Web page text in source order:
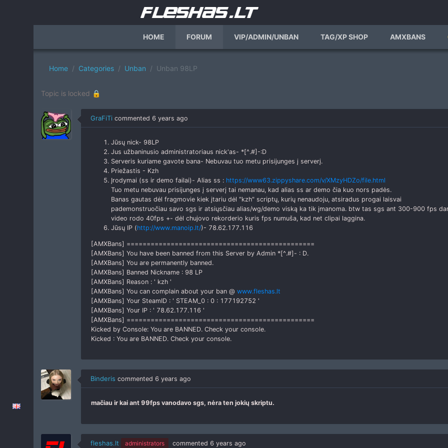
HOME FORUM VIP/ADMIN/UNBAN TAG/XP SHOP AMXBANS
Home Categories Unban Unban 98LP
Topic is locked 🔒
GraFiTi commented 6 years ago
Jūsų nick- 98LP
Jus užbaninusio administratoriaus nick'as- *[^.#]-:D
Serveris kuriame gavote bana- Nebuvau tuo metu prisijunges į serverį.
Priežastis - Kzh
Įrodymai (ss ir demo failai)- Alias ss : https://www63.zippyshare.com/v/XMzyHDZo/file.html
Tuo metu nebuvau prisijunges į serverį tai nemanau, kad alias ss ar demo čia kuo nors padės.
Banas gautas dėl fragmovie kiek įtariu dėl "kzh" scriptų, kurių nenaudoju, atsiradus progai laisvai
pademonstruočiau savo sgs ir atsiųsčiau alias/wg/demo viską ka tik įmanoma. btw tas sgs ant 300-900 fps
video rodo 40fps +- dėl chujovo rekorderio kuris fps numuša, kad net clipai laggina.
Jūsų IP (http://www.manoip.lt/)- 78.62.177.116
[AMXBans] ===============================================
[AMXBans] You have been banned from this Server by Admin *[^.#]- : D.
[AMXBans] You are permanently banned.
[AMXBans] Banned Nickname : 98 LP
[AMXBans] Reason : ' kzh '
[AMXBans] You can complain about your ban @ www.fleshas.lt
[AMXBans] Your SteamID : ' STEAM_0 : 0 : 177192752 '
[AMXBans] Your IP : ' 78.62.177.116 '
[AMXBans] ===============================================
Kicked by Console: You are BANNED. Check your console.
Kicked : You are BANNED. Check your console.
Binderis commented 6 years ago
mačiau ir kai ant 99fps vanodavo sgs, nėra ten jokių skriptu.
fleshas.lt administrators commented 6 years ago